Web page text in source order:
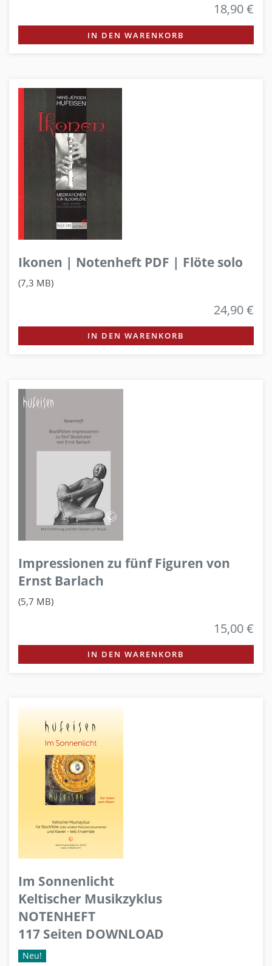
18,90 €
IN DEN WARENKORB
Ikonen | Notenheft PDF | Flöte solo
(7,3 MB)
24,90 €
IN DEN WARENKORB
Impressionen zu fünf Figuren von
Ernst Barlach
(5,7 MB)
15,00 €
IN DEN WARENKORB
Im Sonnenlicht
Keltischer Musikzyklus
NOTENHEFT
117 Seiten DOWNLOAD
Neu!